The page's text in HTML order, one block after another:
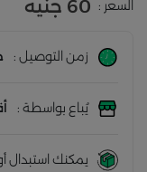
السعر : 60 جنيه
زمن التوصيل :
يُباع بواسطة :
يمكنك استبدال